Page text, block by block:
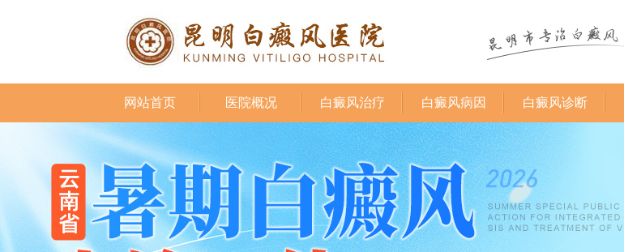
网站首页 医院概况 白癜风治疗 白癜风病因 白癜风诊断